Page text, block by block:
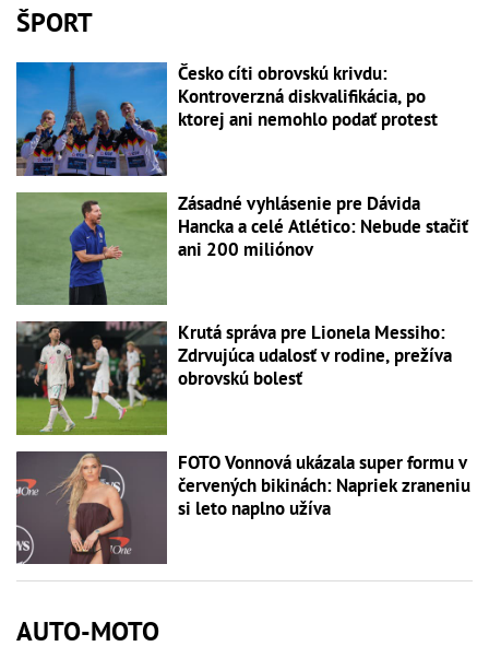
ŠPORT
Česko cíti obrovskú krivdu:
Kontroverzná diskvalifikácia, po
ktorej ani nemohlo podať protest
Zásadné vyhlásenie pre Dávida
Hancka a celé Atlético: Nebude stačiť
ani 200 miliónov
Krutá správa pre Lionela Messiho:
Zdrvujúca udalosť v rodine, prežíva
obrovskú bolesť
FOTO Vonnová ukázala super formu v
červených bikinách: Napriek zraneniu
si leto naplno užíva
AUTO-MOTO